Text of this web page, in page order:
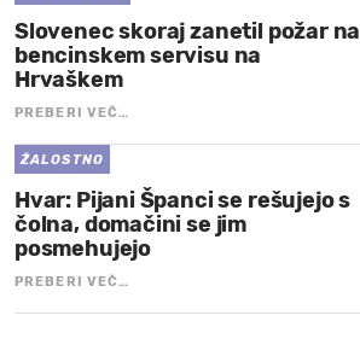
Slovenec skoraj zanetil požar na
bencinskem servisu na
Hrvaškem
PREBERI VEČ…
ŽALOSTNO
Hvar: Pijani Španci se rešujejo s
čolna, domačini se jim
posmehujejo
PREBERI VEČ…